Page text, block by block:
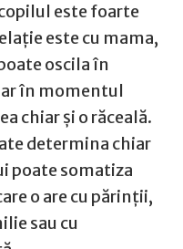
este foarte
este cu mama,
oscila în
în momentul
chiar și o răceală.
determina chiar
poate somatiza
o are cu părinții,
sau cu